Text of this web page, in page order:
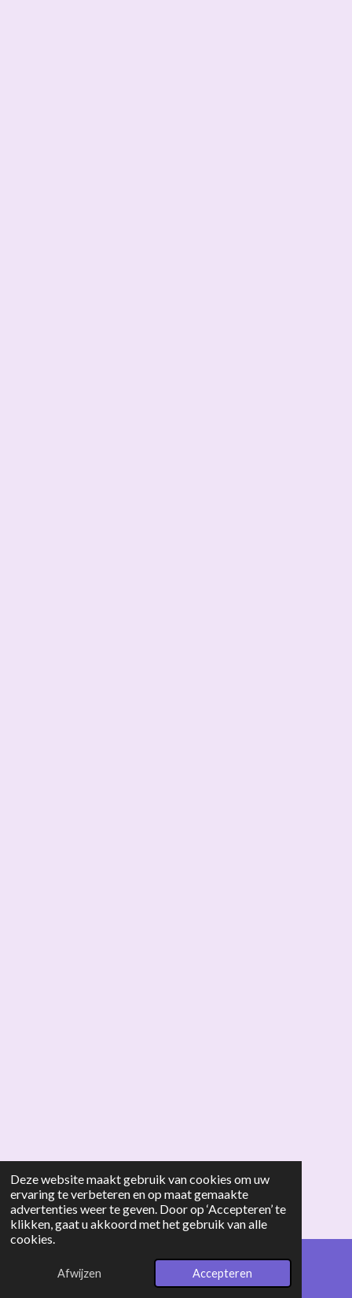
Deze website maakt gebruik van cookies om uw
ervaring te verbeteren en op maat gemaakte
advertenties weer te geven. Door op ‘Accepteren’ te
klikken, gaat u akkoord met het gebruik van alle
cookies.
Afwijzen Accepteren
E-mailadres